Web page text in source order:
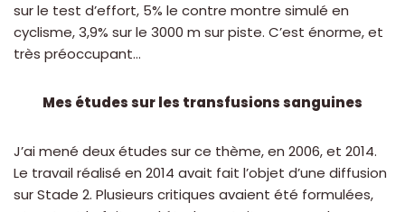
sur le test d’effort, 5% le contre montre simulé en
cyclisme, 3,9% sur le 3000 m sur piste. C’est énorme, et
très préoccupant…
Mes études sur les transfusions sanguines
J’ai mené deux études sur ce thème, en 2006, et 2014.
Le travail réalisé en 2014 avait fait l’objet d’une diffusion
sur Stade 2. Plusieurs critiques avaient été formulées,